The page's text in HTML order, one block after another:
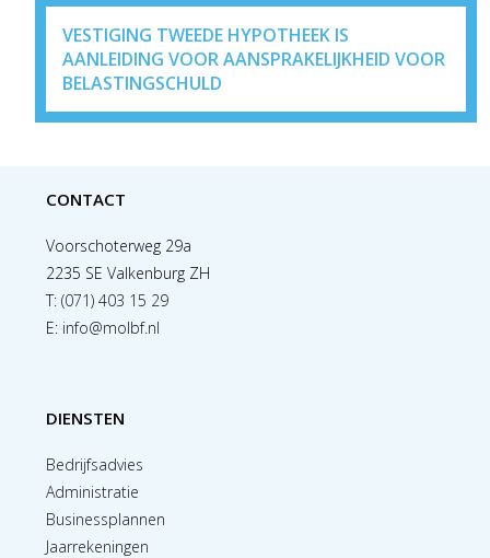
VESTIGING TWEEDE HYPOTHEEK IS
AANLEIDING VOOR AANSPRAKELIJKHEID VOOR
BELASTINGSCHULD
CONTACT
Voorschoterweg 29a
2235 SE Valkenburg ZH
T:(071) 403 15 29
E: info@molbf.nl
DIENSTEN
Bedrijfsadvies
Administratie
Businessplannen
Jaarrekeningen